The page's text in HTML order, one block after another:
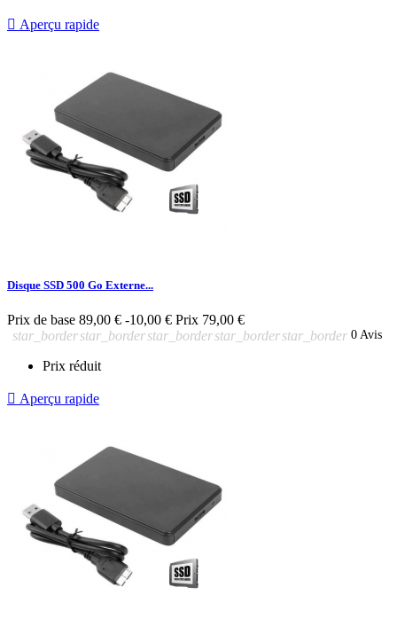
 Aperçu rapide
Disque SSD 500 Go Externe...
Prix de base 89,00 € -10,00 € Prix 79,00 €
star_borderstar_borderstar_borderstar_borderstar_border 0 Avis
Prix réduit
 Aperçu rapide